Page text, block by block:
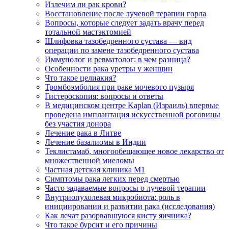
Излечим ли рак крови?
Восстановление после лучевой терапии горла
Вопросы, которые следует задать врачу перед
тотальной мастэктомией
Шлифовка тазобедренного сустава — вид
операции по замене тазобедренного сустава
Иммунолог и ревматолог: в чем разница?
Особенности рака уретры у женщин
Что такое целиакия?
Тромбоэмболия при раке мочевого пузыря
Гистероскопия: вопросы и ответы
В медицинском центре Kaplan (Израиль) впервые
проведена имплантация искусственной роговицы
без участия донора
Лечение рака в Литве
Лечение базалиомы в Индии
Теклистамаб, многообещающее новое лекарство от
множественной миеломы
Частная детская клиника М1
Симптомы рака легких перед смертью
Часто задаваемые вопросы о лучевой терапии
Внутриопухолевая микробиота: роль в
инициировании и развитии рака (исследования)
Как лечат разорвавшуюся кисту яичника?
Что такое бурсит и его причины